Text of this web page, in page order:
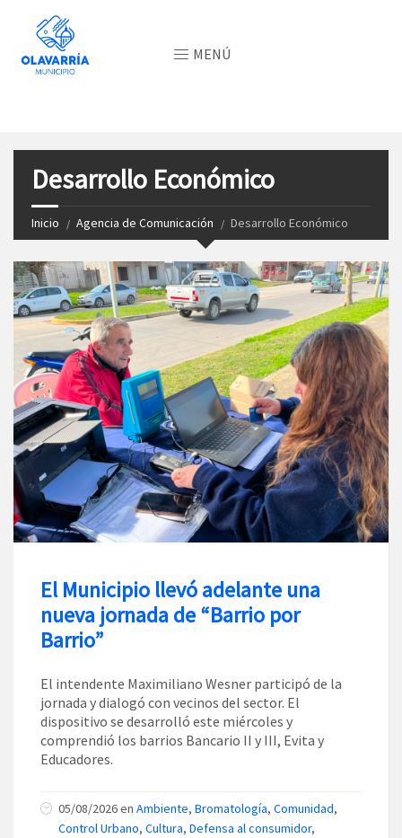
MENÚ
Desarrollo Económico
Inicio Agencia de Comunicación Desarrollo Económico
El Municipio llevó adelante una
nueva jornada de “Barrio por
Barrio”
El intendente Maximiliano Wesner participó de la
jornada y dialogó con vecinos del sector. El
dispositivo se desarrolló este miércoles y
comprendió los barrios Bancario II y III, Evita y
Educadores.
05/08/2026en Ambiente, Bromatología, Comunidad,
Control Urbano, Cultura, Defensa al consumidor,